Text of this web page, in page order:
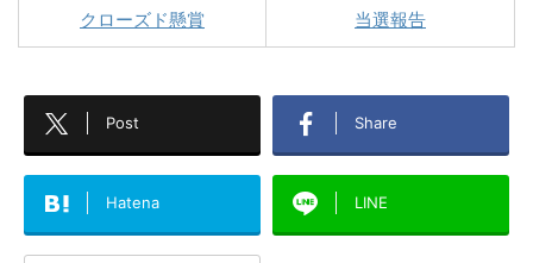
クローズド懸賞 当選報告
Post Share
Hatena LINE